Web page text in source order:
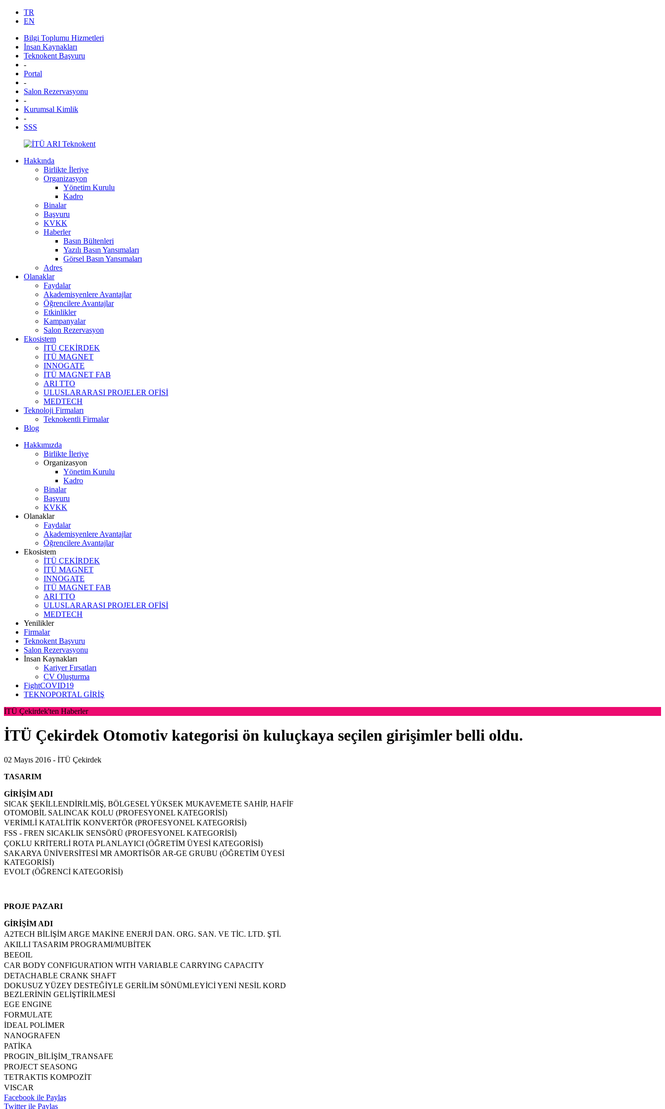
TR
EN
Bilgi Toplumu Hizmetleri
İnsan Kaynakları
Teknokent Başvuru
-
Portal
-
Salon Rezervasyonu
-
Kurumsal Kimlik
-
SSS
Hakkında
Birlikte İleriye
Organizasyon
Yönetim Kurulu
Kadro
Binalar
Başvuru
KVKK
Haberler
Basın Bültenleri
Yazılı Basın Yansımaları
Görsel Basın Yansımaları
Adres
Olanaklar
Faydalar
Akademisyenlere Avantajlar
Öğrencilere Avantajlar
Etkinlikler
Kampanyalar
Salon Rezervasyon
Ekosistem
İTÜ ÇEKİRDEK
İTÜ MAGNET
INNOGATE
İTÜ MAGNET FAB
ARI TTO
ULUSLARARASI PROJELER OFİSİ
MEDTECH
Teknoloji Firmaları
Teknokentli Firmalar
Blog
Hakkımızda
Birlikte İleriye
Organizasyon
Yönetim Kurulu
Kadro
Binalar
Başvuru
KVKK
Olanaklar
Faydalar
Akademisyenlere Avantajlar
Öğrencilere Avantajlar
Ekosistem
İTÜ ÇEKİRDEK
İTÜ MAGNET
INNOGATE
İTÜ MAGNET FAB
ARI TTO
ULUSLARARASI PROJELER OFİSİ
MEDTECH
Yenilikler
Firmalar
Teknokent Başvuru
Salon Rezervasyonu
İnsan Kaynakları
Kariyer Fırsatları
CV Oluşturma
FightCOVID19
TEKNOPORTAL GİRİŞ
İTÜ Çekirdek'ten Haberler
İTÜ Çekirdek Otomotiv kategorisi ön kuluçkaya seçilen girişimler belli oldu.
02 Mayıs 2016 - İTÜ Çekirdek
TASARIM
GİRİŞİM ADI
SICAK ŞEKİLLENDİRİLMİŞ, BÖLGESEL YÜKSEK MUKAVEMETE SAHİP, HAFİF
OTOMOBİL SALINCAK KOLU (PROFESYONEL KATEGORİSİ)
VERİMLİ KATALİTİK KONVERTÖR (PROFESYONEL KATEGORİSİ)
FSS - FREN SICAKLIK SENSÖRÜ (PROFESYONEL KATEGORİSİ)
ÇOKLU KRİTERLİ ROTA PLANLAYICI (ÖĞRETİM ÜYESİ KATEGORİSİ)
SAKARYA ÜNİVERSİTESİ MR AMORTİSÖR AR-GE GRUBU (ÖĞRETİM ÜYESİ
KATEGORİSİ)
EVOLT (ÖĞRENCİ KATEGORİSİ)
PROJE PAZARI
GİRİŞİM ADI
A2TECH BİLİŞİM ARGE MAKİNE ENERJİ DAN. ORG. SAN. VE TİC. LTD. ŞTİ.
AKILLI TASARIM PROGRAMI/MUBİTEK
BEEOIL
CAR BODY CONFIGURATION WITH VARIABLE CARRYING CAPACITY
DETACHABLE CRANK SHAFT
DOKUSUZ YÜZEY DESTEĞİYLE GERİLİM SÖNÜMLEYİCİ YENİ NESİL KORD
BEZLERİNİN GELİŞTİRİLMESİ
EGE ENGINE
FORMULATE
İDEAL POLİMER
NANOGRAFEN
PATİKA
PROGIN_BİLİŞİM_TRANSAFE
PROJECT SEASONG
TETRAKTIS KOMPOZİT
VISCAR
Facebook ile Paylaş
Twitter ile Paylaş